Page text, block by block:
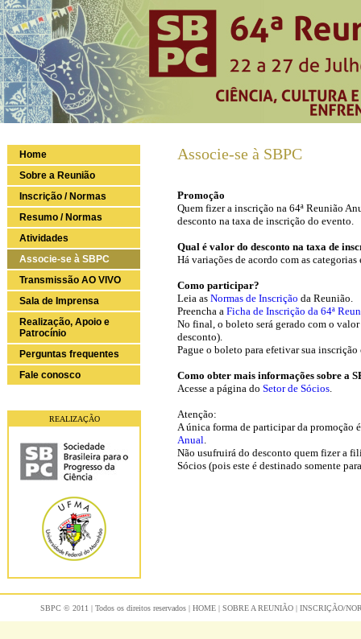
Home
Sobre a Reunião
Inscrição / Normas
Resumo / Normas
Atividades
Associe-se à SBPC
Transmissão AO VIVO
Sala de Imprensa
Realização, Apoio e
Patrocínio
Perguntas frequentes
Fale conosco
REALIZAÇÃO
Associe-se à SBPC
Promoção
Quem fizer a inscrição na 64ª Reunião
desconto na taxa de inscrição do evento.
Qual é valor do desconto na taxa de
Há variações de acordo com as
Como participar?
Leia as Normas de Inscrição da Reunião.
Preencha a Ficha de Inscrição da 64ª
No final, o boleto será gerado com o
desconto).
Pague o boleto para efetivar sua
Como obter mais informações sobre a
Acesse a página do Setor de Sócios.
Atenção:
A única forma de participar da promoção
Anual.
Não usufruirá do desconto quem fizer a
Sócios (pois este é destinado somente
SBPC © 2011 | Todos os direitos reservados | HOME | SOBRE A REUNIÃO | INSCRIÇÃO/